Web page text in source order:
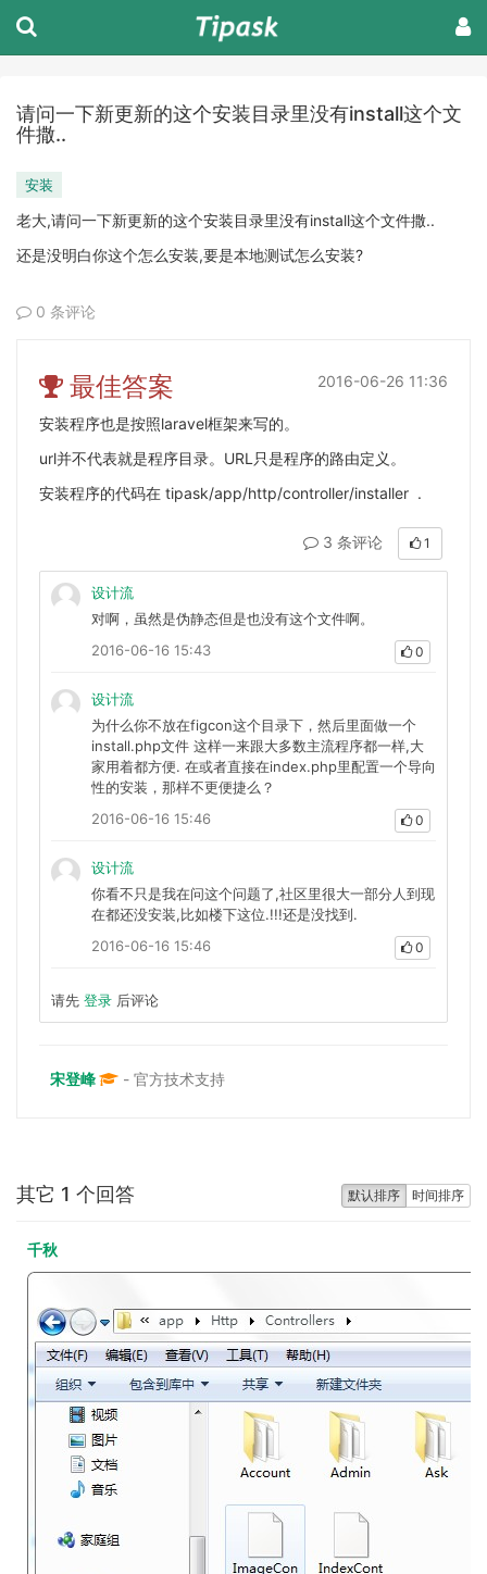
请问一下新更新的这个安装目录里没有install这个文
件撒..
安装
老大,请问一下新更新的这个安装目录里没有install这个文件撒..
还是没明白你这个怎么安装,要是本地测试怎么安装?
0 条评论
最佳答案 2016-06-26 11:36
安装程序也是按照laravel框架来写的。
url并不代表就是程序目录。URL只是程序的路由定义。
安装程序的代码在 tipask/app/http/controller/installer .
3 条评论 1
设计流
对啊，虽然是伪静态但是也没有这个文件啊。
2016-06-16 15:43
0
设计流
为什么你不放在figcon这个目录下，然后里面做一个
install.php文件 这样一来跟大多数主流程序都一样,大
家用着都方便. 在或者直接在index.php里配置一个导向
性的安装，那样不更便捷么？
2016-06-16 15:46
0
设计流
你看不只是我在问这个问题了,社区里很大一部分人到现
在都还没安装,比如楼下这位.!!!还是没找到.
2016-06-16 15:46
0
请先 登录 后评论
宋登峰 - 官方技术支持
默认排序 时间排序
其它 1 个回答
千秋